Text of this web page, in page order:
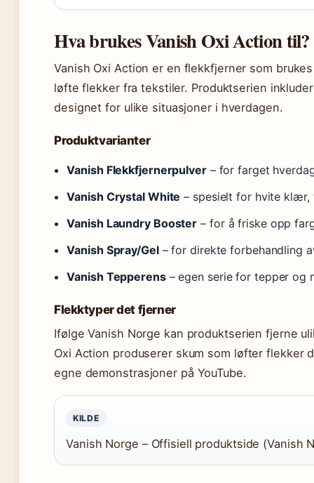
Hva brukes Vanish Oxi Action til?
Vanish Oxi Action er en flekkfjerner som
løfte flekker fra tekstiler. Produktserien
designet for ulike situasjoner i hverdagen.
Produktvarianter
Vanish Flekkfjernerpulver– for farget
Vanish Crystal White – spesielt for hvite klær,
Vanish Laundry Booster – for å friske opp
Vanish Spray/Gel– for direkte forbehandling
Vanish Tepperens– egen serie for tepper og
Flekktyper det fjerner
Ifølge Vanish Norge kan produktserien fjerne
Oxi Action produserer skum som løfter flekker
egne demonstrasjoner på YouTube.
KILDE
Vanish Norge – Offisiell produktside (Vanish